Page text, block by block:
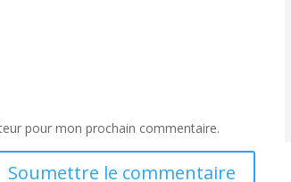
pour mon prochain commentaire.
Soumettre le commentaire